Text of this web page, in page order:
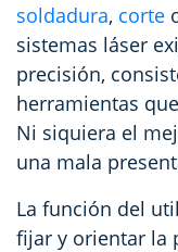
soldadura, corte
sistemas láser
precisión,
herramientas
Ni siquiera el
una mala
La función del
fijar y orientar la